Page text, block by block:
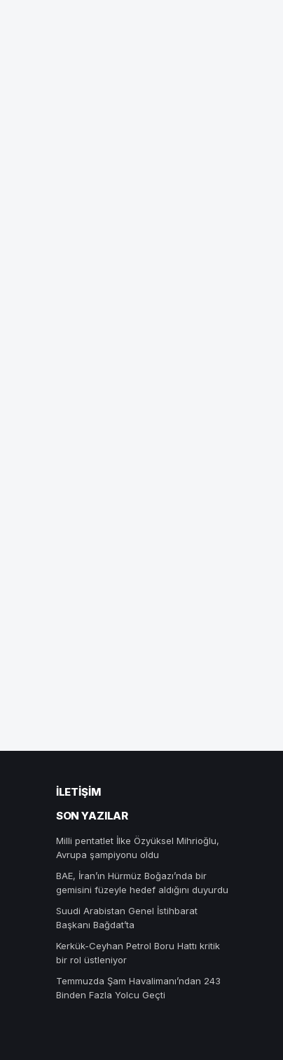
İLETIŞIM
SON YAZILAR
Milli pentatlet İlke Özyüksel Mihrioğlu,
Avrupa şampiyonu oldu
BAE, İran’ın Hürmüz Boğazı’nda bir
gemisini füzeyle hedef aldığını duyurdu
Suudi Arabistan Genel İstihbarat
Başkanı Bağdat’ta
Kerkük-Ceyhan Petrol Boru Hattı kritik
bir rol üstleniyor
Temmuzda Şam Havalimanı’ndan 243
Binden Fazla Yolcu Geçti